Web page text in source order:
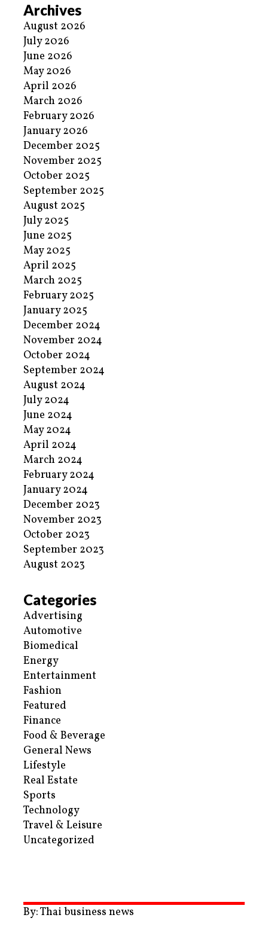
Archives
August 2026
July 2026
June 2026
May 2026
April 2026
March 2026
February 2026
January 2026
December 2025
November 2025
October 2025
September 2025
August 2025
July 2025
June 2025
May 2025
April 2025
March 2025
February 2025
January 2025
December 2024
November 2024
October 2024
September 2024
August 2024
July 2024
June 2024
May 2024
April 2024
March 2024
February 2024
January 2024
December 2023
November 2023
October 2023
September 2023
August 2023
Categories
Advertising
Automotive
Biomedical
Energy
Entertainment
Fashion
Featured
Finance
Food & Beverage
General News
Lifestyle
Real Estate
Sports
Technology
Travel & Leisure
Uncategorized
By: Thai business news